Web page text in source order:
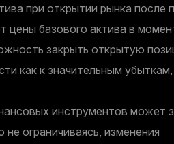
при открытии рынка после
цены базового актива в
закрыть открытую
как к значительным убыткам,
инструментов может
ограничиваясь, изменения